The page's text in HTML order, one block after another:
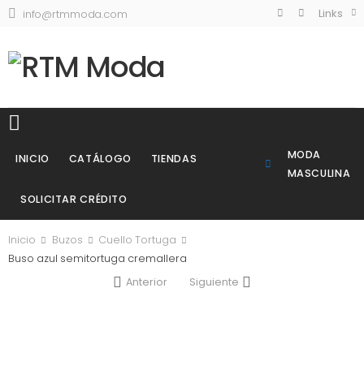
info@rtmmoda.com Links
INICIO CATÁLOGO TIENDAS
SOLICITAR CRÉDITO
MODA
MASCULINA
Inicio Buzos
Cuello Tortuga
Buso azul semitortuga cremallera
Anterior
Siguiente